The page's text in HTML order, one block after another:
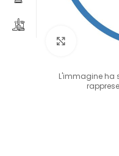
Clicca
L'immagine ha